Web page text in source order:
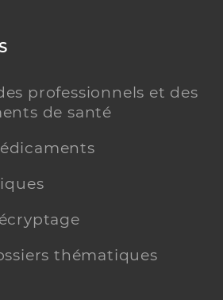
professionnels et des
de santé
thématiques